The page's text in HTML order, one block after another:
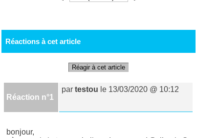
Réactions à cet article
Réagir à cet article
Réaction n°1
partestou le 13/03/2020 @ 10:12
bonjour,